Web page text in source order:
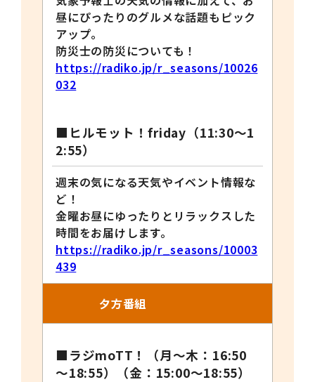
昼にぴったりのグルメな話題もピック
アップ。
防災士の防災についても！
https://radiko.jp/r_seasons/10026
032
■ヒルモット！friday （11:30～1
2:55）
週末の気になる天気やイベント情報な
ど！
金曜お昼にゆったりとリラックスした
時間をお届けします。
https://radiko.jp/r_seasons/10003
439
夕方番組
■ラジmoTT ！（月～木： 16:50
～18:55） （金： 15:00～18:55）